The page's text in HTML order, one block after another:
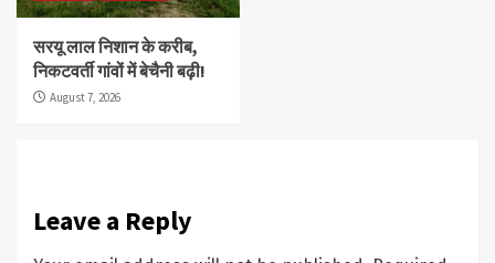
सरयू लाल निशान के करीब,
निकटवर्ती गांवों में बेचैनी बढ़ी!
August 7, 2026
Leave a Reply